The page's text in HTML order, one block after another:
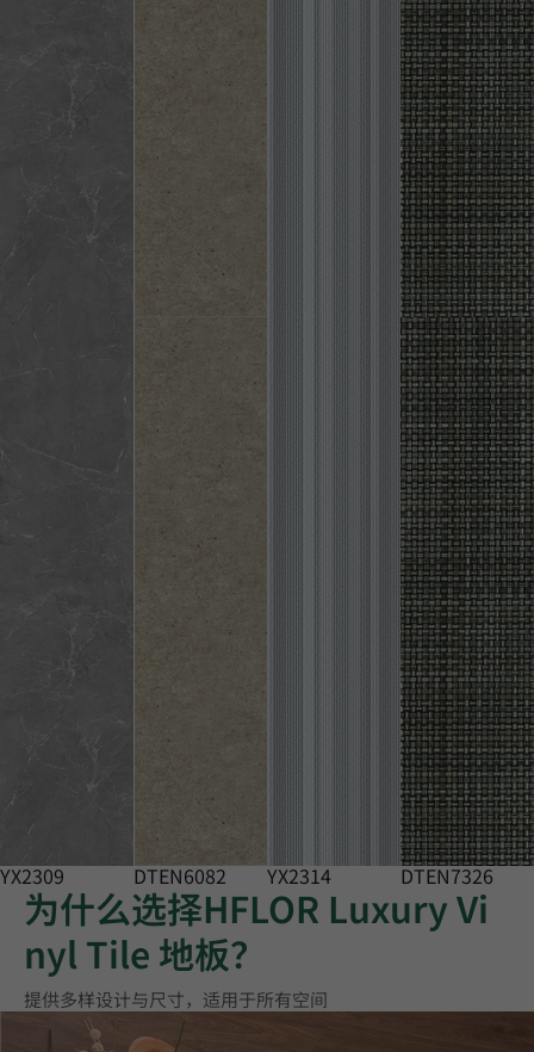
YX2309 DTEN6082 YX2314 DTEN7326
为什么选择HFLOR Luxury Vi
nyl Tile 地板？
提供多样设计与尺寸，适用于所有空间